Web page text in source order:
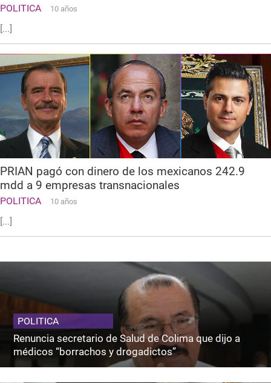
POLITICA 10 años
[...]
PRIAN pagó con dinero de los mexicanos 242.9
mdd a 9 empresas transnacionales
POLITICA 10 años
[...]
POLITICA
Renuncia secretario de Salud de Colima que dijo a
médicos “borrachos y drogadictos”